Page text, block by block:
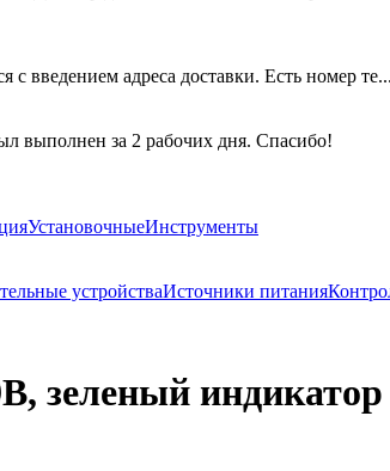
введением адреса доставки. Есть номер те...
выполнен за 2 рабочих дня. Спасибо!
УстановочныеИнструменты
устройстваИсточники питания
зеленый индикатор